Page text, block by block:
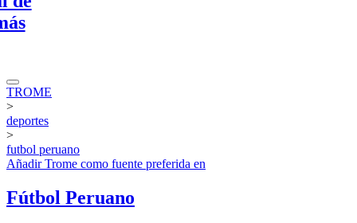
TROME
>
deportes
>
futbol peruano
AñadirTrome como fuente preferida en
Fútbol Peruano